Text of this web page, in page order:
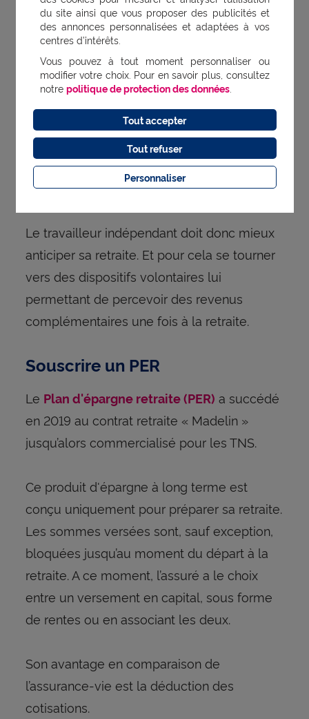
Les indépendants perçoivent uneretraite
souvent moindre que les salariés. On
l’explique par différentes raisons. Par
exemple la variabilité des revenus. Mais
aussi la diversité des situations
professionnelles. Ou encore l’absence de
mécanismes complémentaires de
protection sociale proposés en entreprise.
Le travailleur indépendant doit donc mieux
anticiper sa retraite. Et pour cela se tourner
vers des dispositifs volontaires lui
permettant de percevoir des revenus
complémentaires une fois à la retraite.
Souscrire un PER
Le Plan d'épargne retraite (PER) a succédé
en 2019 au contrat retraite « Madelin »
jusqu’alors commercialisé pour les TNS.
Ce produit d'épargne à long terme est
conçu uniquement pour préparer sa retraite.
Les sommes versées sont, sauf exception,
bloquées jusqu’au moment du départ à la
retraite. A ce moment, l’assuré a le choix
entre un versement en capital, sous forme
de rentes ou en associant les deux.
Son avantage en comparaison de
l’assurance-vie est la déduction des
cotisations.
du site ainsi que vous proposer des publicités et
des annonces personnalisées et adaptées à vos
centres d’intérêts.
Vous pouvez à tout moment personnaliser ou
modifier votre choix. Pour en savoir plus, consultez
notre politique de protection des données.
Personnaliser
Tout refuser
Tout accepter